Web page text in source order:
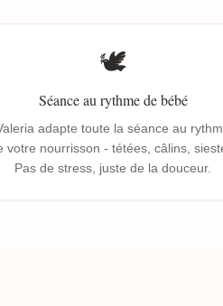
🕊️
Séance au rythme de bébé
adapte toute la séance au
votre nourrisson - tétées, câlins,
Pas de stress, juste de la douceur.